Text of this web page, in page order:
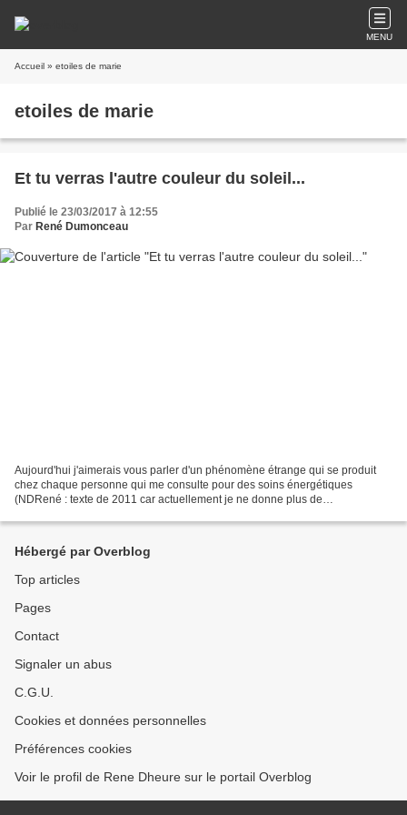
MENU
Accueil » etoiles de marie
etoiles de marie
Et tu verras l'autre couleur du soleil...
Publié le 23/03/2017 à 12:55
Par René Dumonceau
Aujourd'hui j'aimerais vous parler d'un phénomène étrange qui se produit
chez chaque personne qui me consulte pour des soins énergétiques
(NDRené : texte de 2011 car actuellement je ne donne plus de
Hébergé par Overblog
Top articles
Pages
Contact
Signaler un abus
C.G.U.
Cookies et données personnelles
Préférences cookies
Voir le profil de Rene Dheure sur le portail Overblog